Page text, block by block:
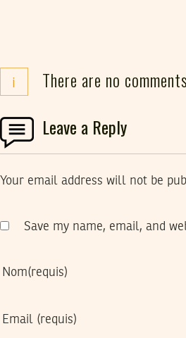
i There are no comments
Leave a Reply
Your email address will not be
Save my name, email, and
Nom(requis)
Email (requis)